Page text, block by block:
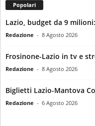
Popolari
Lazio, budget da 9
Redazione - 8 Agosto 2026
Frosinone-Lazio in tv e
Redazione - 8 Agosto 2026
Biglietti Lazio-Mantova
Redazione - 6 Agosto 2026